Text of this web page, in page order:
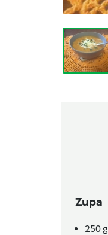
Zupa
250g